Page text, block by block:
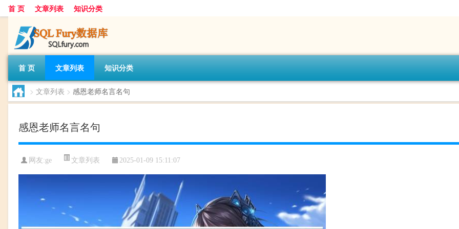
首 页 文章列表 知识分类
首 页 文章列表 知识分类
> 文章列表 > 感恩老师名言名句
感恩老师名言名句
网友:ge 文章列表 2025-01-09 15:11:07